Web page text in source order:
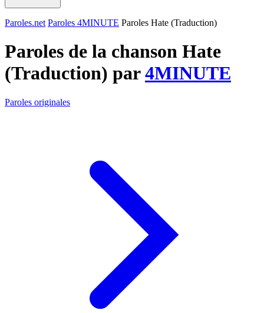
Paroles.net Paroles 4MINUTE Paroles Hate (Traduction)
Paroles de la chanson Hate
(Traduction) par4MINUTE
Paroles originales